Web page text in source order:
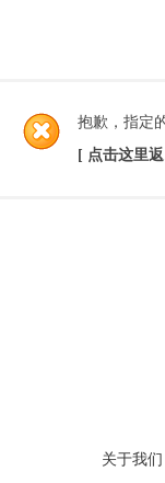
抱歉，指定
[ 点击这里
关于我们